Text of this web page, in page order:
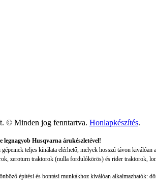
© Minden jog fenntartva. Honlapkészítés.
legnagyob Husqvarna árukészletével!
teljes kínálata elérhető, melyek hosszú távon
zeroturn traktorok (nulla fordulókörös) és rider traktorok,
építési és bontási munkákhoz kiválóan alkalmazhatók: